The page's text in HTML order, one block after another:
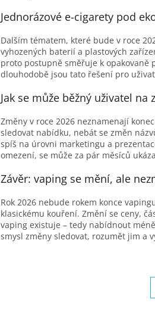
Jednorázové e-cigarety pod
Dalším tématem, které bude v roce
vyhozených baterií a plastových
proto postupně směřuje k opakovaně
dlouhodobě jsou tato řešení pro
Jak se může běžný uživatel
Změny v roce 2026 neznamenají
sledovat nabídku, nebát se změn
spíš na úrovni marketingu a
omezení, se může za pár měsíců
Závěr: vaping se mění, ale
Rok 2026 nebude rokem konce
klasickému kouření. Změní se ceny,
vaping existuje – tedy nabídnout
smysl změny sledovat, rozumět jim a